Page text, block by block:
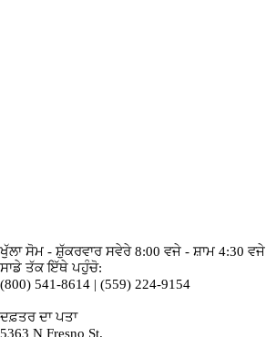
ਖੁੱਲਾ ਸੋਮ - ਸ਼ੁੱਕਰਵਾਰ ਸਵੇਰੇ 8:00 ਵਜੇ - ਸ਼ਾਮ 4:30 ਵਜੇ
ਸਾਡੇ ਤੱਕ ਇੱਥੇ ਪਹੁੰਚੋ:
(800) 541-8614 | (559) 224-9154
ਦਫ਼ਤਰ ਦਾ ਪਤਾ
5363 N Fresno St.